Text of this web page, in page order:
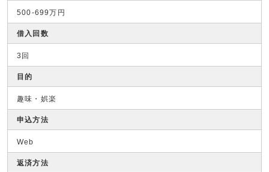
500-699万円
借入回数
3回
目的
趣味・娯楽
申込方法
Web
返済方法